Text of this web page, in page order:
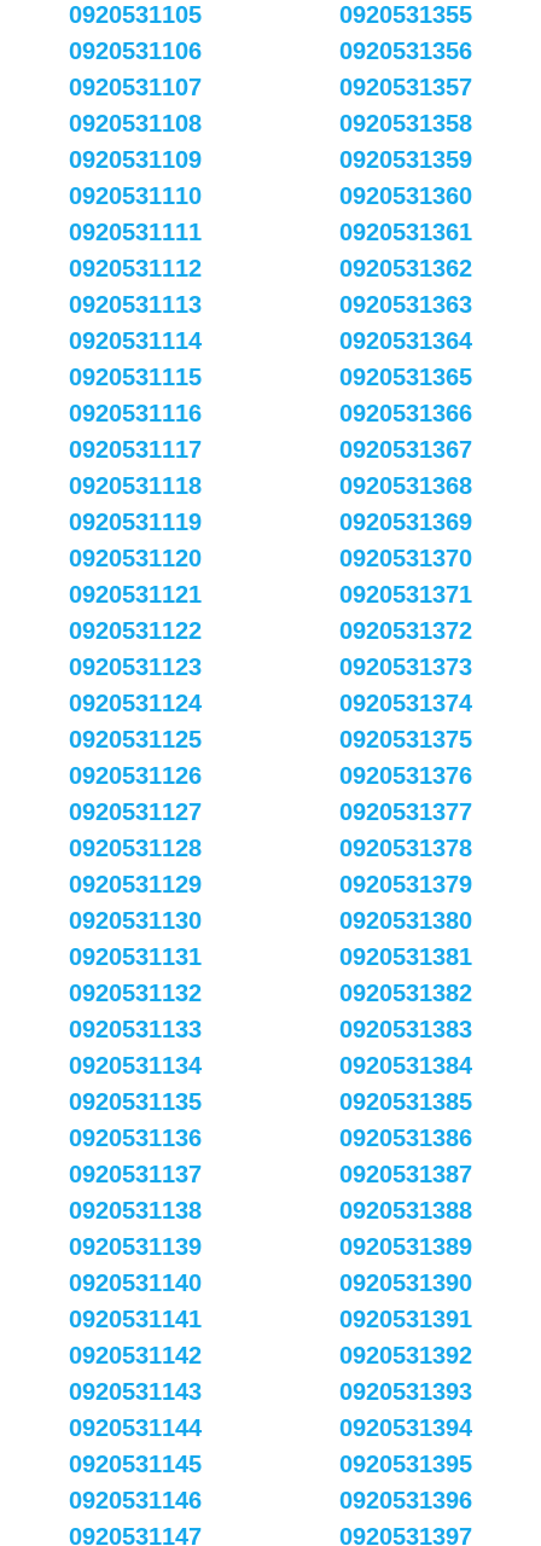
0920531105
0920531106
0920531107
0920531108
0920531109
0920531110
0920531111
0920531112
0920531113
0920531114
0920531115
0920531116
0920531117
0920531118
0920531119
0920531120
0920531121
0920531122
0920531123
0920531124
0920531125
0920531126
0920531127
0920531128
0920531129
0920531130
0920531131
0920531132
0920531133
0920531134
0920531135
0920531136
0920531137
0920531138
0920531139
0920531140
0920531141
0920531142
0920531143
0920531144
0920531145
0920531146
0920531147
0920531355
0920531356
0920531357
0920531358
0920531359
0920531360
0920531361
0920531362
0920531363
0920531364
0920531365
0920531366
0920531367
0920531368
0920531369
0920531370
0920531371
0920531372
0920531373
0920531374
0920531375
0920531376
0920531377
0920531378
0920531379
0920531380
0920531381
0920531382
0920531383
0920531384
0920531385
0920531386
0920531387
0920531388
0920531389
0920531390
0920531391
0920531392
0920531393
0920531394
0920531395
0920531396
0920531397